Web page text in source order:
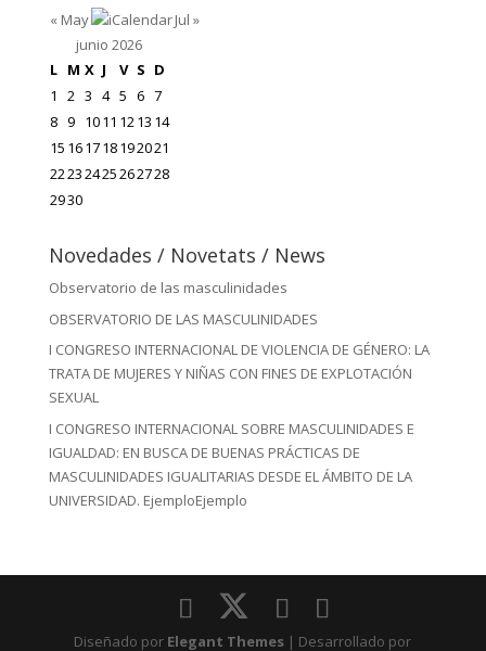
« May
Jul »
junio 2026
L M X J V S D
1
2 3 4 5 6 7
8 9 1011 1213 14
15 161718192021
22232425262728
2930
Novedades / Novetats / News
Observatorio de las masculinidades
OBSERVATORIO DE LAS MASCULINIDADES
I CONGRESO INTERNACIONAL DE VIOLENCIA DE GÉNERO: LA
TRATA DE MUJERES Y NIÑAS CON FINES DE EXPLOTACIÓN
SEXUAL
I CONGRESO INTERNACIONAL SOBRE MASCULINIDADES E
IGUALDAD: EN BUSCA DE BUENAS PRÁCTICAS DE
MASCULINIDADES IGUALITARIAS DESDE EL ÁMBITO DE LA
UNIVERSIDAD. EjemploEjemplo
Diseñado por Elegant Themes | Desarrollado por